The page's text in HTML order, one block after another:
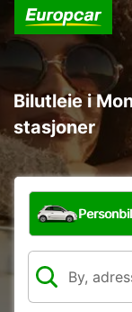
Bilutleie i
stasjoner
Hvilken type
Personbil